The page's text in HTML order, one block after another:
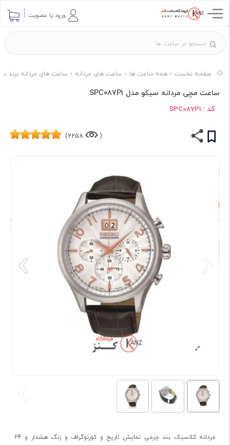
ورود یا عضویت
صفحه نخست همه ساعت ها ساعت های مردانه ساعت های مردانه برند
ساعت مچی مردانه سیکو مدل SPC087P1
کد : SPC087P1
(
2258)
مردانه کلاسیک بند چرمی نمایش تاریخ و کورنوگراف و زنگ هشدار و 24